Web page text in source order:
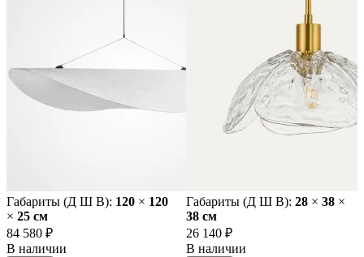
Габариты (Д Ш В): 120 × 120
× 25 cм
84 580 ₽
В наличии
Габариты (Д Ш В): 28 × 38 ×
38 cм
26 140 ₽
В наличии